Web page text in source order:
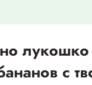
с